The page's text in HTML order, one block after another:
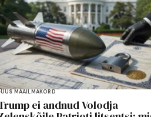
UUS MAAILMAKORD
ei andnud Volodja